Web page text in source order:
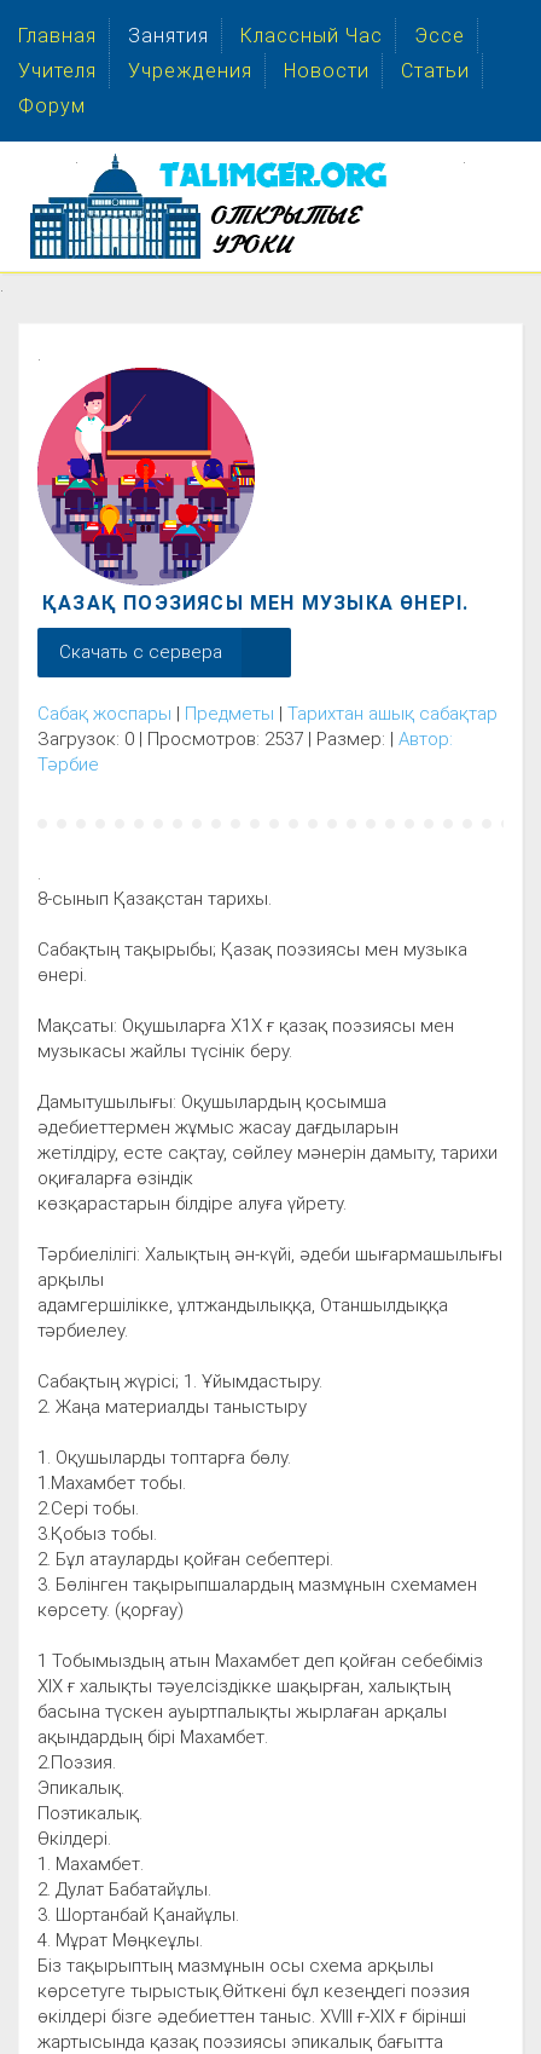
Главная Занятия Классный Час
Эссе
Учителя
Учреждения Новости
Статьи
Форум
.
.
ҚАЗАҚ ПОЭЗИЯСЫ МЕН МУЗЫКА ӨНЕРІ.
Скачать с сервера
Сабақ жоспары | Предметы | Тарихтан ашық сабақтар
Загрузок: 0 | Просмотров: 2537 | Размер: | Автор:
Тәрбие
8-сынып Қазақстан тарихы.
Сабақтың тақырыбы; Қазақ поэзиясы мен музыка
өнері.
Мақсаты: Оқушыларға Х1Х ғ қазақ поэзиясы мен
музыкасы жайлы түсінік беру.
Дамытушылығы: Оқушылардың қосымша
әдебиеттермен жұмыс жасау дағдыларын
жетілдіру, есте сақтау, сөйлеу мәнерін дамыту, тарихи
оқиғаларға өзіндік
көзқарастарын білдіре алуға үйрету.
Тәрбиелілігі: Халықтың ән-күйі, әдеби шығармашылығы
арқылы
адамгершілікке, ұлтжандылыққа, Отаншылдыққа
тәрбиелеу.
Сабақтың жүрісі; 1. Ұйымдастыру.
2. Жаңа материалды таныстыру
1. Оқушыларды топтарға бөлу.
1.Махамбет тобы.
2.Сері тобы.
3.Қобыз тобы.
2. Бұл атауларды қойған себептері.
3. Бөлінген тақырыпшалардың мазмұнын схемамен
көрсету. (қорғау)
1 Тобымыздың атын Махамбет деп қойған себебіміз
ХІХ ғ халықты тәуелсіздікке шақырған, халықтың
басына түскен ауыртпалықты жырлаған арқалы
ақындардың бірі Махамбет.
2.Поэзия.
Эпикалық.
Поэтикалық.
Өкілдері.
1. Махамбет.
2. Дулат Бабатайұлы.
3. Шортанбай Қанайұлы.
4. Мұрат Мөңкеұлы.
Біз тақырыптың мазмұнын осы схема арқылы
көрсетуге тырыстық.Өйткені бұл кезеңдегі поэзия
өкілдері бізге әдебиеттен таныс. ХVІІІ ғ-ХІХ ғ бірінші
жартысында қазақ поэзиясы эпикалық бағытта
. .